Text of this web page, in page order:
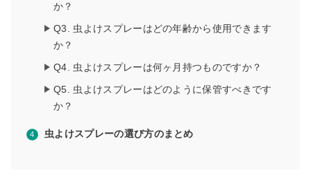
か？
Q3. 虫よけスプレーはどの年齢から使用できます
か？
Q4. 虫よけスプレーは何ヶ月持つものですか？
Q5. 虫よけスプレーはどのように保管すべきです
か？
虫よけスプレーの選び方のまとめ